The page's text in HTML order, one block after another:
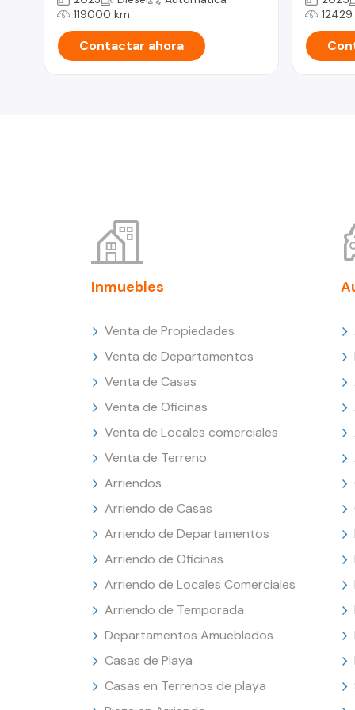
119000 km
Contactar ahora
Inmuebles
Venta de Propiedades
Venta de Departamentos
Venta de Casas
Venta de Oficinas
Venta de Locales comerciales
Venta de Terreno
Arriendos
Arriendo de Casas
Arriendo de Departamentos
Arriendo de Oficinas
Arriendo de Locales Comerciales
Arriendo de Temporada
Departamentos Amueblados
Casas de Playa
Casas en Terrenos de playa